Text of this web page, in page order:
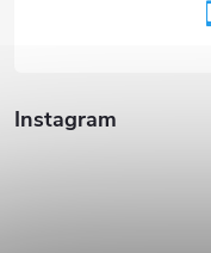
Instagram